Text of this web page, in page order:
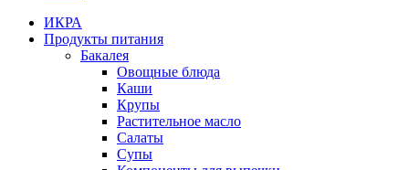
ИКРА
Продукты питания
Бакалея
Овощные блюда
Каши
Крупы
Растительное масло
Салаты
Супы